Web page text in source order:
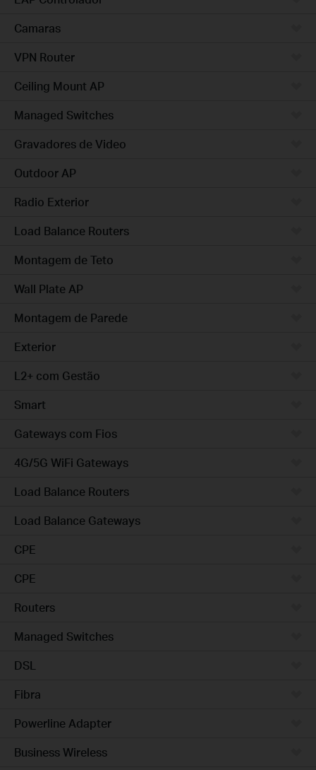
Camaras
VPN Router
Ceiling Mount AP
Managed Switches
Gravadores de Video
Outdoor AP
Radio Exterior
Load Balance Routers
Montagem de Teto
Wall Plate AP
Montagem de Parede
Exterior
L2+ com Gestão
Smart
Gateways com Fios
4G/5G WiFi Gateways
Load Balance Routers
Load Balance Gateways
CPE
CPE
Routers
Managed Switches
DSL
Fibra
Powerline Adapter
Business Wireless